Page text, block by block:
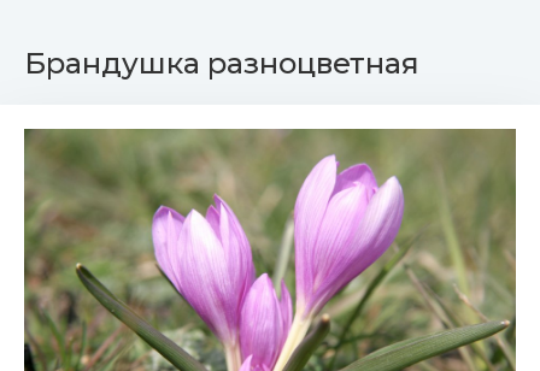
Брандушка разноцветная